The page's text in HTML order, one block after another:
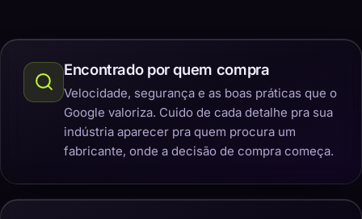
Encontrado por quem compra
Velocidade, segurança e as boas práticas que o
Google valoriza. Cuido de cada detalhe pra sua
indústria aparecer pra quem procura um
fabricante, onde a decisão de compra começa.